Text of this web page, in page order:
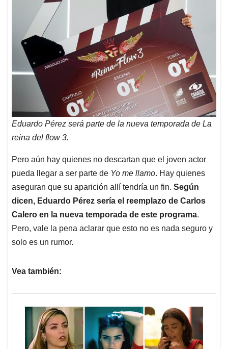
Eduardo Pérez será parte de la nueva temporada de La
reina del flow 3.
Pero aún hay quienes no descartan que el joven actor
pueda llegar a ser parte de Yo me llamo. Hay quienes
aseguran que su aparición allí tendría un fin. Según
dicen, Eduardo Pérez sería el reemplazo de Carlos
Calero en la nueva temporada de este programa.
Pero, vale la pena aclarar que esto no es nada seguro y
solo es un rumor.
Vea también: